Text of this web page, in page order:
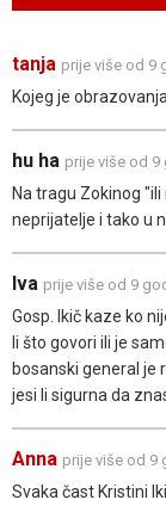
tanja prije više od 9
Kojeg je
hu ha prije više od 9
Na tragu Zokinog "ili
neprijatelje i tako u
Iva prije više od 9
Gosp. Ikič kaze ko
li što govori ili je
bosanski general je
jesi li sigurna da
Anna prije više od 9
Svaka čast Kristini